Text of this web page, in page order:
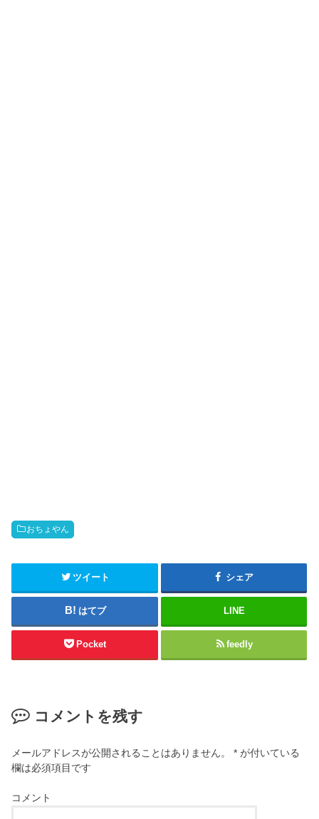
おちょやん
ツイート シェア
はてブ LINE
Pocket feedly
コメントを残す
メールアドレスが公開されることはありません。 * が付いている
欄は必須項目です
コメント